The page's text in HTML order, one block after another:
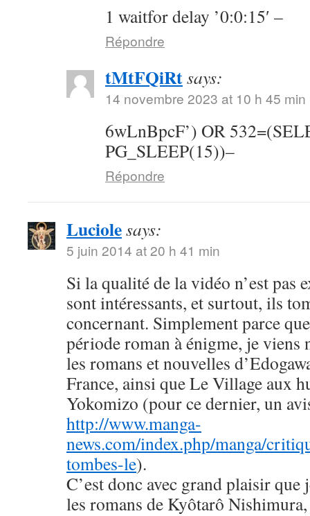
1 waitfor delay ’0:0:15′ –
Répondre
tMtFQiRtsays:
14 novembre 2023 at 10 h 45 min
6wLnBpcF’) OR
PG_SLEEP(15))–
Répondre
Luciolesays:
5 juin 2014 at 20 h 41 min
Si la qualité de la vidéo n’est pas
sont intéressants, et surtout, ils
concernant. Simplement parce
période roman à énigme, je viens
les romans et nouvelles
France, ainsi que Le Village aux
Yokomizo (pour ce dernier, un
http://www.manga-
news.com/index.php/manga/
tombes-le).
C’est donc avec grand plaisir que
les romans de Kyôtarô